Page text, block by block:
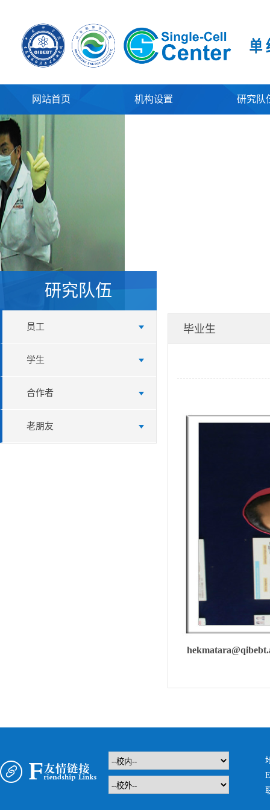
网站首页 机构设置 研究队
研究队伍
员工
学生
合作者
老朋友
毕业生